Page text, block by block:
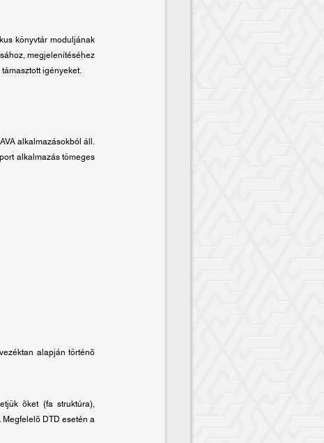
könyvtár moduljának
megjelenítéséhez
igényeket.
alkalmazásokból áll.
alkalmazás tömeges
alapján történõ
õket (fa struktúra),
DTD esetén a